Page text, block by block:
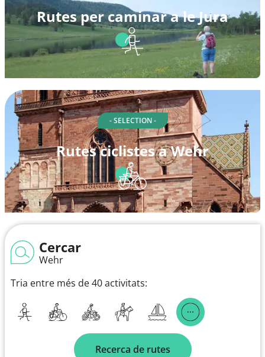
Rutes per caminar a le Jura
- SELECTION -
Rutes ciclistes a Wehr
Cercar
Wehr
Tria entre més de 40 activitats:
Recerca de rutes